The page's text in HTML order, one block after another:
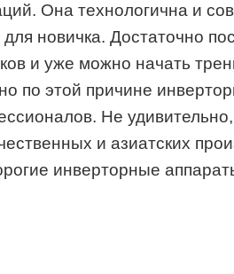
Она технологична и
новичка. Достаточно
и уже можно начать
по этой причине
Не
и азиатских
инверторные